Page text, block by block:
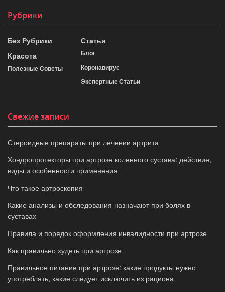
Рубрики
Без Рубрики
Красота
Полезные Советы
Статьи
Блог
Коронавирус
Экспертные Статьи
Свежие записи
Стероидные препараты при лечении артрита
Хондропротекторы при артрозе коленного сустава: действие,
виды и особенности применения
Что такое артроскопия
Какие анализы и обследования назначают при болях в
суставах
Правила и порядок оформления инвалидности при артрозе
Как правильно худеть при артрозе
Правильное питание при артрозе: какие продукты нужно
употреблять, какие следует исключить из рациона